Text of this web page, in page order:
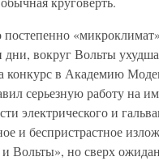
вокруг Вольты
конкурс в Академию
серьезную работу на
электрического и
и беспристрастное
Вольты», но сверх